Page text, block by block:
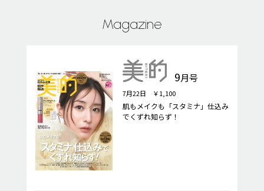
Magazine
9月号
7月22日 ￥1,100
肌もメイクも「スタミナ」仕込み
でくずれ知らず！